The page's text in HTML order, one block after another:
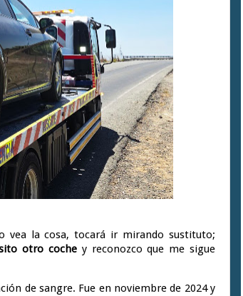
vea la cosa, tocará ir mirando sustituto;
otro cochey reconozco que me sigue
de sangre. Fue en noviembre de 2024 y